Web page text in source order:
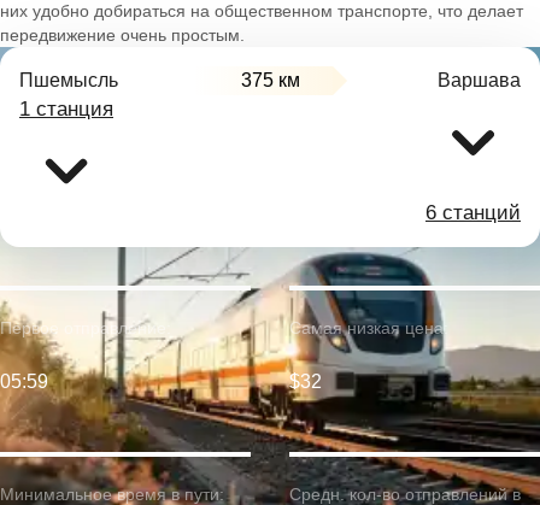
них удобно добираться на общественном транспорте, что делает
передвижение очень простым.
Пшемысль 375 км Варшава
1 станция
6 станций
Минимальное время в пути:
Первое отправление:
05:59
Самая низкая цена:
$32
Средн. кол-во отправлений в